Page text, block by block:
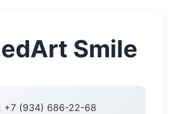
Smile
+7 (934) 686-22-68